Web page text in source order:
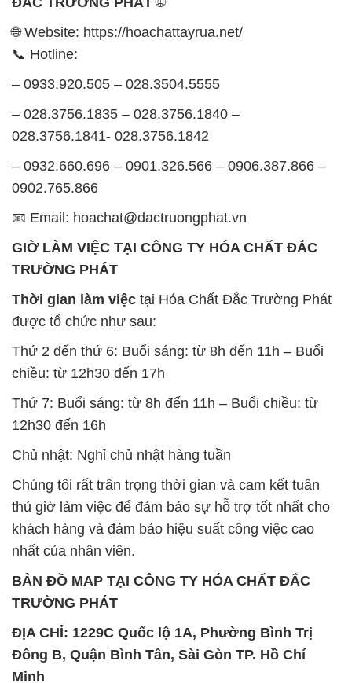
028.3756.1841- 028.3756.1842
0902.765.866
📧 Email: hoachat@dactruongphat.vn
TRƯỜNG PHÁT
được tổ chức như sau:
Thứ 2 đến thứ 6: Buổi sáng: từ 8h đến 11h – Buổi
chiều: từ 12h30 đến 17h
Thứ 7: Buổi sáng: từ 8h đến 11h – Buổi chiều: từ
12h30 đến 16h
Chủ nhật: Nghỉ chủ nhật hàng tuần
thủ giờ làm việc để đảm bảo sự hỗ trợ tốt nhất cho
khách hàng và đảm bảo hiệu suất công việc cao
nhất của nhân viên.
BẢN ĐỒ MAP TẠI CÔNG TY HÓA CHẤT ĐẮC
TRƯỜNG PHÁT
ĐỊA CHỈ: 1229C Quốc lộ 1A, Phường Bình Trị
Đông B, Quận Bình Tân, Sài Gòn TP. Hồ Chí
Minh